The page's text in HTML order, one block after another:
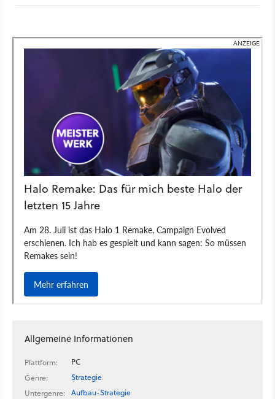
drei anspruchsvollen Gesellschaftsschichten.
Eure Entscheidungen lenken euer Volk dabei nicht nur durch
klassische historische Zeitalter, sondern schalten wahlweise
auch alternative Realitäten wie eine düstere Gothic-Epoche
oder eine fortschrittliche Steampunk-Zukunft frei.
Währenddessen jongliert ihr mit globalem Handel, erforscht
neue Technologien und trotzt dem dynamischen
Wettersystem der hauseigenen Engine. Das 78-köpfige
Entwicklerteam von Farom Studio verspricht dabei ein durch
und durch handgemachtes Erlebnis und entwickelt den
Strategie-Titel nach eigener Aussage zu 100 Prozent ohne den
Einsatz von generativer KI.
Allgemeine Informationen
Plattform:
PC
Genre:
Strategie
Untergenre:
Aufbau-Strategie